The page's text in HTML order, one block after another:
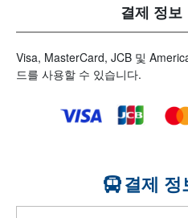
결제 정보
Visa, MasterCard, JCB 및
드를 사용할 수 있습니다.
결제 정